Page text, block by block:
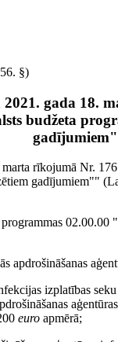
§)
gada 18.
budžeta
rīkojumā Nr.
gadījumiem""
apdrošināšanas
izplatības
euro apmērā;